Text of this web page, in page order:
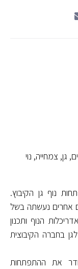
גן, צמחייה, נוי
נוף גן הקיבוץ.
אחרים נעשתה בשל
הנוף ותכנון
בחברה הקיבוצית
את ההתפתחות